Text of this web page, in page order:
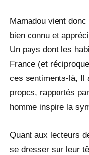
Mamadou vient donc
bien connu et
Un pays dont les
France (et
ces sentiments-là, Il
propos, rapportés
homme inspire la
Quant aux lecteurs
se dresser sur leur